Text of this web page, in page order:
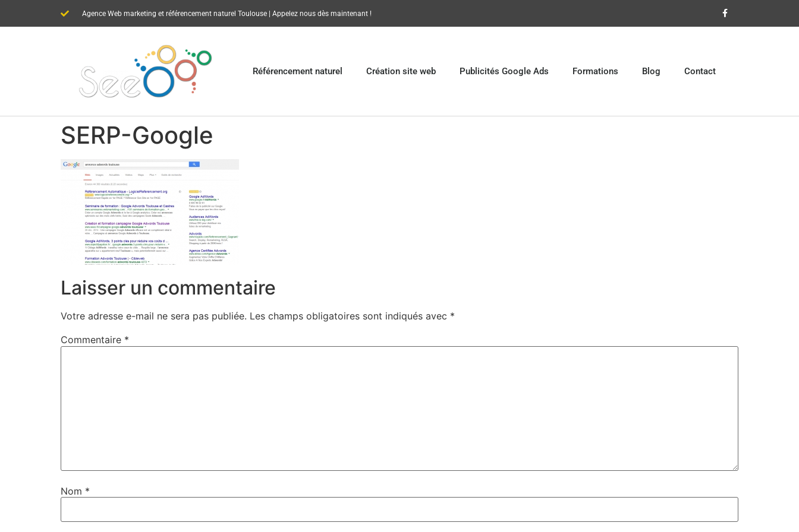
Agence Web marketing et référencement naturel Toulouse | Appelez nous dès maintenant !
Référencement naturel Création site web Publicités Google Ads Formations Blog Contact
SERP-Google
Laisser un commentaire
Votre adresse e-mail ne sera pas publiée. Les champs obligatoires sont indiqués avec *
Commentaire *
Nom *